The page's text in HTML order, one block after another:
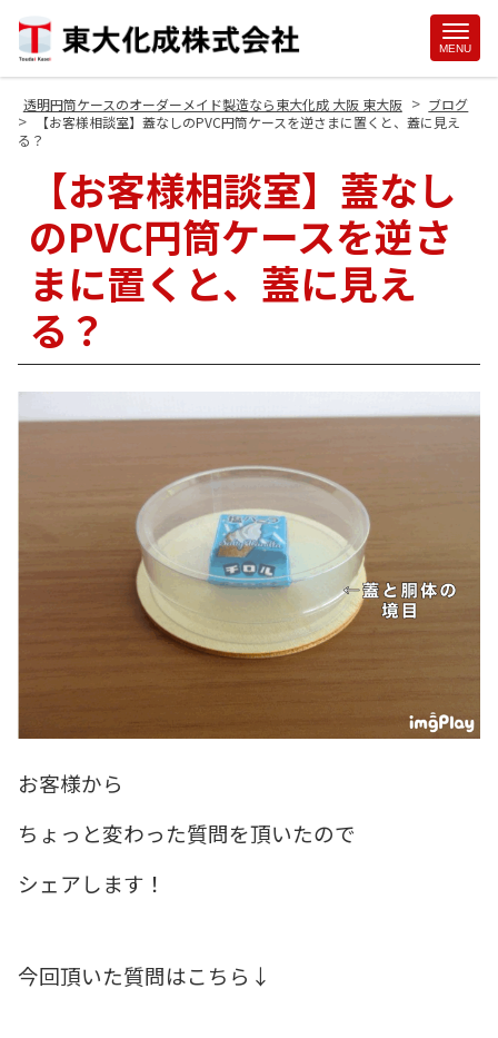
MENU
透明円筒ケースのオーダーメイド製造なら東大化成 大阪 東大阪 > ブログ
>
【お客様相談室】蓋なしのPVC円筒ケースを逆さまに置くと、蓋に見え
る？
【お客様相談室】蓋なし
のPVC円筒ケースを逆さ
まに置くと、蓋に見え
る？
お客様から
ちょっと変わった質問を頂いたので
シェアします！
今回頂いた質問はこちら↓
Site
Footer